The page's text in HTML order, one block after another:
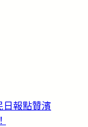
日報點贊濱